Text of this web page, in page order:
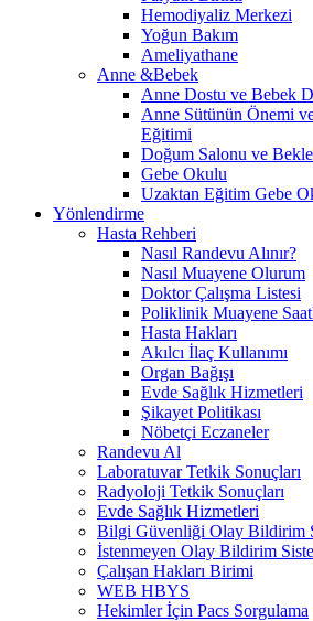
Hemodiyaliz Merkezi
Yoğun Bakım
Ameliyathane
Anne &Bebek
Anne Dostu ve Bebek
Anne Sütünün Önemi
Eğitimi
Doğum Salonu ve
Gebe Okulu
Uzaktan Eğitim Gebe
Yönlendirme
Hasta Rehberi
Nasıl Randevu Alınır?
Nasıl Muayene Olurum
Doktor Çalışma Listesi
Poliklinik Muayene
Hasta Hakları
Akılcı İlaç Kullanımı
Organ Bağışı
Evde Sağlık Hizmetleri
Şikayet Politikası
Nöbetçi Eczaneler
Randevu Al
Laboratuvar Tetkik Sonuçları
Radyoloji Tetkik Sonuçları
Evde Sağlık Hizmetleri
Bilgi Güvenliği Olay Bildirim
İstenmeyen Olay Bildirim
Çalışan Hakları Birimi
WEB HBYS
Hekimler İçin Pacs Sorgulama